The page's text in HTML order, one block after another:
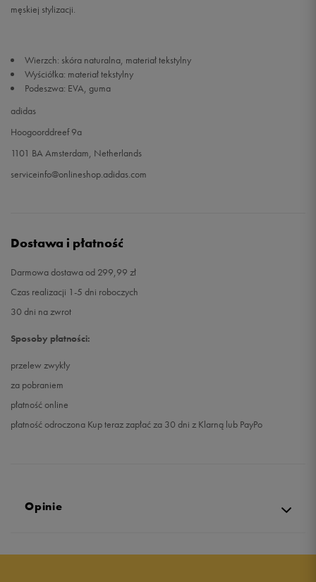
męskiej stylizacji.
Wierzch: skóra naturalna, materiał tekstylny
Wyściółka: materiał tekstylny
Podeszwa: EVA, guma
adidas
Hoogoorddreef 9a
1101 BA Amsterdam, Netherlands
serviceinfo@onlineshop.adidas.com
Dostawa i płatność
Darmowa dostawa od 299,99 zł
Czas realizacji 1-5 dni roboczych
30 dni na zwrot
Sposoby płatności:
przelew zwykły
za pobraniem
płatność online
płatność odroczona Kup teraz zapłać za 30 dni z Klarną lub PayPo
Opinie